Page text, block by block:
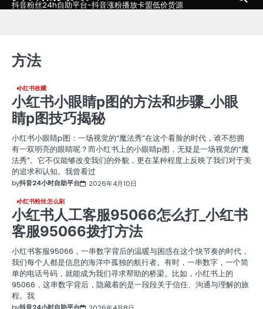
抖音粉丝24h自助平台-抖音涨粉播放卡盟低价货源
方法
小红书收藏
小红书小眼睛p图的方法和步骤_小眼
睛p图技巧揭秘
小红书小眼睛p图：一场视觉的“魔法秀”在这个看脸的时代，谁不想拥
有一双明亮的眼睛呢？而小红书上的小眼睛p图，无疑是一场视觉的“魔
法秀”。它不仅能够改变我们的外貌，更在某种程度上反映了我们对于美
的追求和认知。我曾看过
by抖音24小时自助平台 2026年4月10日
小红书粉丝怎么刷
小红书人工客服95066怎么打_小红书
客服95066拨打方法
小红书客服95066，一串数字背后的温暖与困惑在这个快节奏的时代，
我们每个人都是信息的海洋中孤独的航行者。有时，一串数字，一个简
单的电话号码，就能成为我们寻求帮助的桥梁。比如，小红书上的
95066，这串数字背后，隐藏着的是一段段关于信任、沟通与理解的旅
程。我